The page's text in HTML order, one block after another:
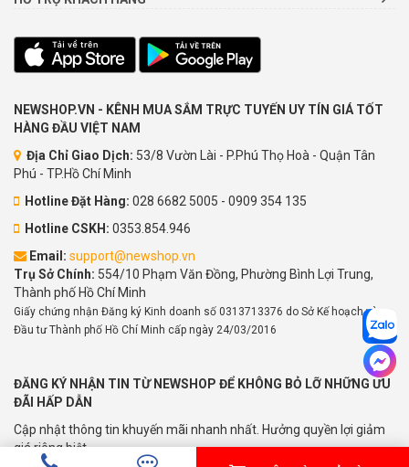
NEWSHOP.VN - KÊNH MUA SẮM TRỰC TUYẾN UY TÍN GIÁ TỐT
HÀNG ĐẦU VIỆT NAM
Địa Chỉ Giao Dịch: 53/8 Vườn Lài - P.Phú Thọ Hoà - Quận Tân
Phú - TP.Hồ Chí Minh
Hotline Đặt Hàng: 028 6682 5005 - 0909 354 135
Hotline CSKH: 0353.854.946
Email: support@newshop.vn
Trụ Sở Chính: 554/10 Phạm Văn Đồng, Phường Bình Lợi Trung,
Thành phố Hồ Chí Minh
Giấy chứng nhận Đăng ký Kinh doanh số 0313713376 do Sở Kế hoạch và
Đầu tư Thành phố Hồ Chí Minh cấp ngày 24/03/2016
ĐĂNG KÝ NHẬN TIN TỪ NEWSHOP ĐỂ KHÔNG BỎ LỠ NHỮNG ƯU
ĐÃI HẤP DẪN
Cập nhật thông tin khuyến mãi nhanh nhất. Hưởng quyền lợi giảm
giá riêng biệt